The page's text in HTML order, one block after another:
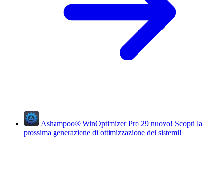
Ashampoo® WinOptimizer Pro 29 nuovo! Scopri la
prossima generazione di ottimizzazione dei sistemi!